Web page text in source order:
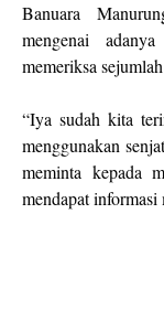
Banuara
mengenai
memeriksa
“Iya sudah kita
menggunakan
meminta kepada
mendapat